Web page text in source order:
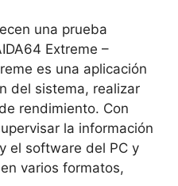
una prueba
Extreme –
es una aplicación
del sistema, realizar
rendimiento. Con
la información
el software del PC y
varios formatos,